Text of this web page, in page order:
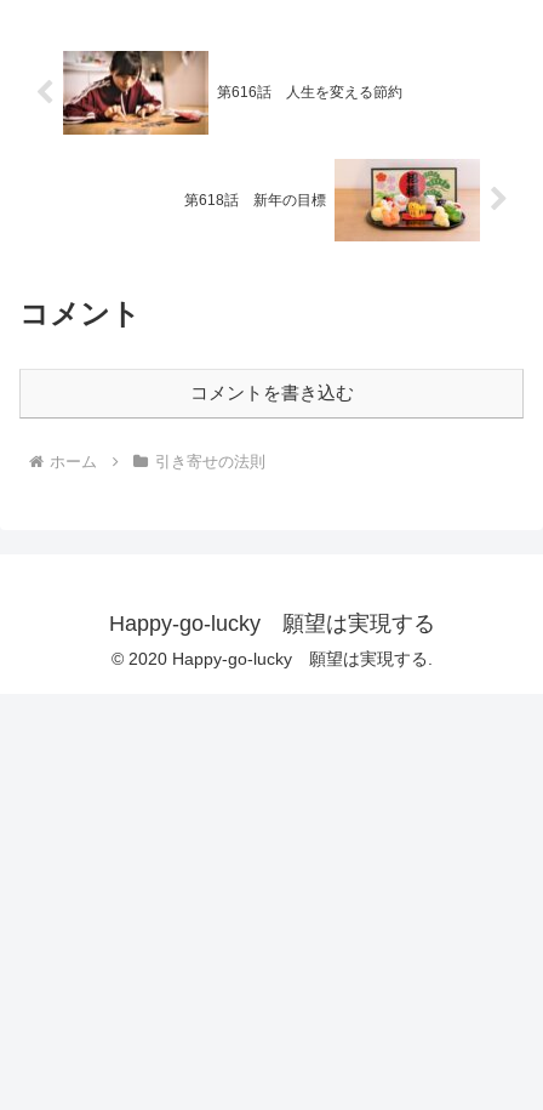
第616話 人生を変える節約
第618話 新年の目標
コメント
コメントを書き込む
ホーム 引き寄せの法則
Happy-go-lucky 願望は実現する
© 2020 Happy-go-lucky 願望は実現する.